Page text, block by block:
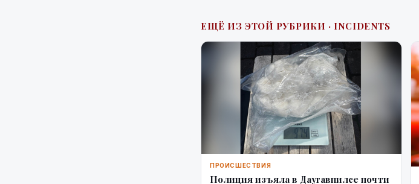
ЕЩЁ ИЗ ЭТОЙ РУБРИКИ · INCIDENTS
ПРОИСШЕСТВИЯ
Полиция изъяла в Даугавпилсе почти